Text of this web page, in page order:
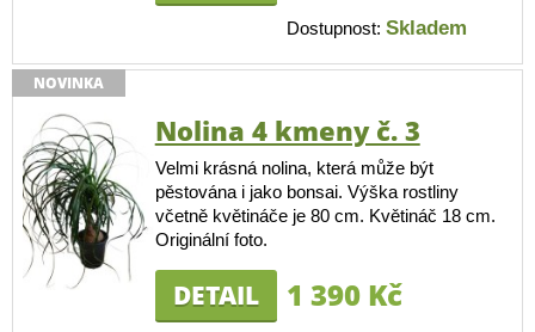
Dostupnost: Skladem
NOVINKA
Nolina 4 kmeny č. 3
Velmi krásná nolina, která může být
pěstována i jako bonsai. Výška rostliny
včetně květináče je 80 cm. Květináč 18 cm.
Originální foto.
DETAIL 1 390 Kč